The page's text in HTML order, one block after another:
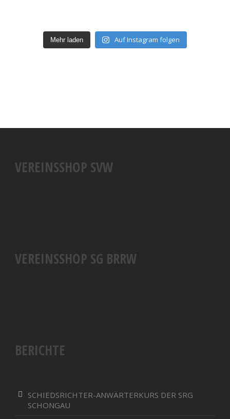
Mehr laden Auf Instagram folgen
VEREINSSHOP SVW
VEREINSSHOP SG BRRW
BERICHTE
SCHIEDSRICHTER-ANWÄRTERKURS DER SRG
SCHONGAU